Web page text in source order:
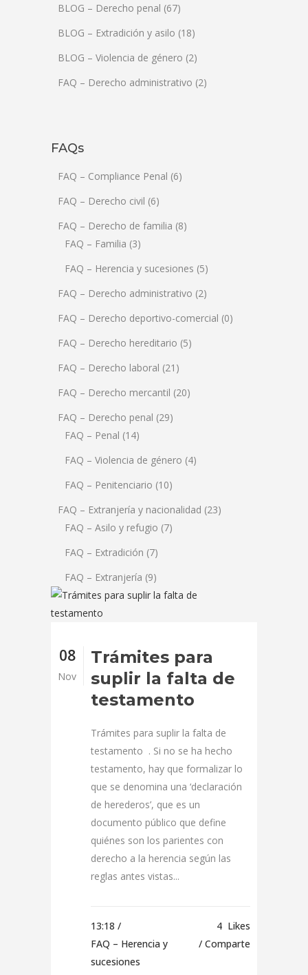
BLOG – Derecho penal (67)
BLOG – Extradición y asilo (18)
BLOG – Violencia de género (2)
FAQ – Derecho administrativo (2)
FAQs
FAQ – Compliance Penal (6)
FAQ – Derecho civil (6)
FAQ – Derecho de familia (8)
FAQ – Familia (3)
FAQ – Herencia y sucesiones (5)
FAQ – Derecho administrativo (2)
FAQ – Derecho deportivo-comercial (0)
FAQ – Derecho hereditario (5)
FAQ – Derecho laboral (21)
FAQ – Derecho mercantil (20)
FAQ – Derecho penal (29)
FAQ – Penal (14)
FAQ – Violencia de género (4)
FAQ – Penitenciario (10)
FAQ – Extranjería y nacionalidad (23)
FAQ – Asilo y refugio (7)
FAQ – Extradición (7)
FAQ – Extranjería (9)
08
Nov
Trámites para
suplir la falta de
testamento
Trámites para suplir la falta de
testamento . Si no se ha hecho
testamento, hay que formalizar lo
que se denomina una ‘declaración
de herederos’, que es un
documento público que define
quiénes son los parientes con
derecho a la herencia según las
reglas antes vistas...
13:18 /
FAQ – Herencia y
sucesiones
4 Likes
Comparte